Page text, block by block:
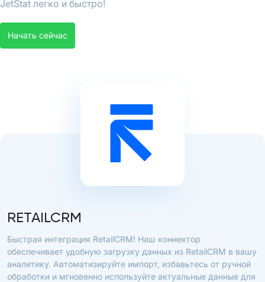
JetStat легко и быстро!
Начать сейчас
RETAILCRM
Быстрая интеграция RetailCRM! Наш коннектор
обеспечивает удобную загрузку данных из RetailCRM в вашу
аналитику. Автоматизируйте импорт, избавьтесь от ручной
обработки и мгновенно используйте актуальные данные для